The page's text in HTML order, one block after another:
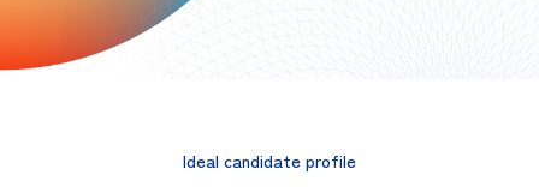
Ideal candidate profile